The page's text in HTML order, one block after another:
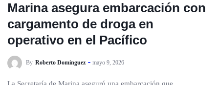
Marina asegura embarcación con
cargamento de droga en
operativo en el Pacífico
By Roberto Dominguez mayo 9, 2026